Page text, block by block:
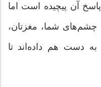
آن پیچیده است اما
چشم‌های شما، مغزتان،
به دست هم داده‌اند تا